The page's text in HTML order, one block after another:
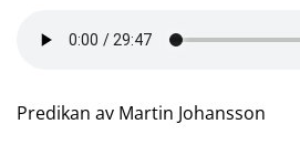
Predikan av Martin Johansson